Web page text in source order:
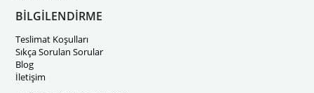
BİLGİLENDİRME
Teslimat Koşulları
Sıkça Sorulan Sorular
Blog
İletişim